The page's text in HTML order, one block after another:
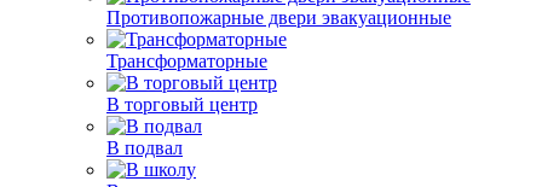
Противопожарные двери эвакуационные
Трансформаторные
В торговый центр
В подвал